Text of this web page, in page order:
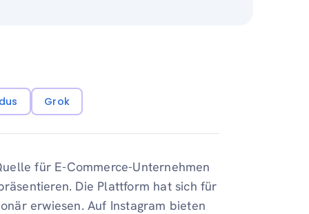
Grok
für E-Commerce-Unternehmen
Die Plattform hat sich für
erwiesen. Auf Instagram bieten